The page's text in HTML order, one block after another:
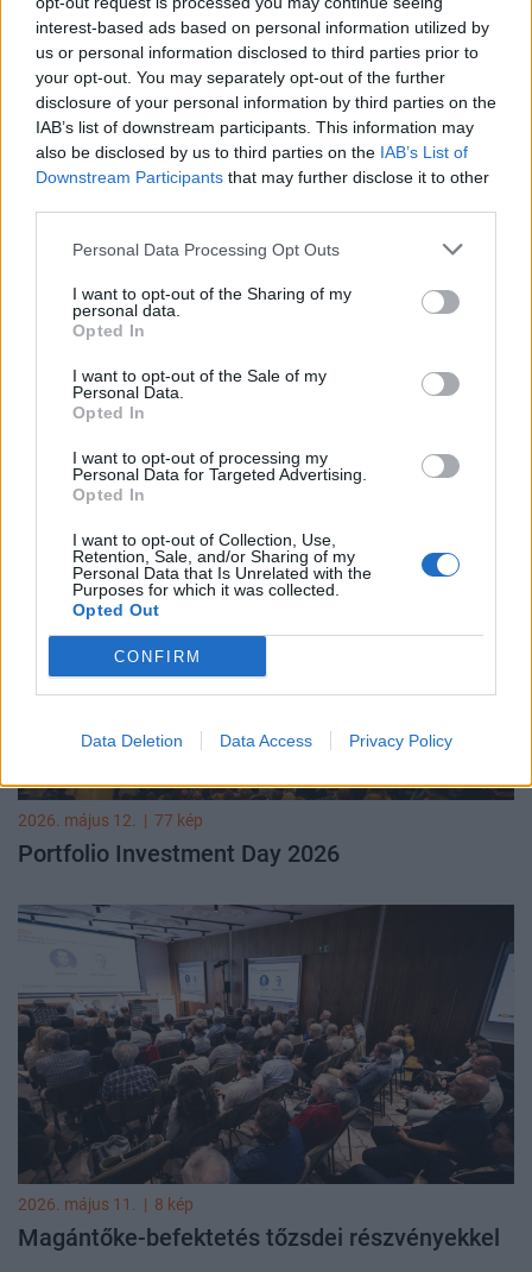
interest-based ads based on personal information utilized by
us or personal information disclosed to third parties prior to
your opt-out. You may separately opt-out of the further
disclosure of your personal information by third parties on the
IAB’s list of downstream participants. This information may
also be disclosed by us to third parties on the IAB’s List of
Downstream Participants that may further disclose it to other
Personal Data Processing Opt Outs
I want to opt-out of the Sharing of my
personal data.
Opted In
I want to opt-out of the Sale of my
Personal Data.
Opted In
I want to opt-out of processing my
Personal Data for Targeted Advertising.
Opted In
I want to opt-out of Collection, Use,
Retention, Sale, and/or Sharing of my
Personal Data that Is Unrelated with the
Purposes for which it was collected.
Opted Out
CONFIRM
Data Deletion Data Access Privacy Policy
2026. május 18. 22 kép
Pécs - Merre tovább hazai kkv-k?
MISKOLC - Széchenyi Kártya Roadshow 2026
2026. május 12. | 77 kép
Portfolio Investment Day 2026
2026. május 11. | 8 kép
Magántőke-befektetés tőzsdei részvényekkel